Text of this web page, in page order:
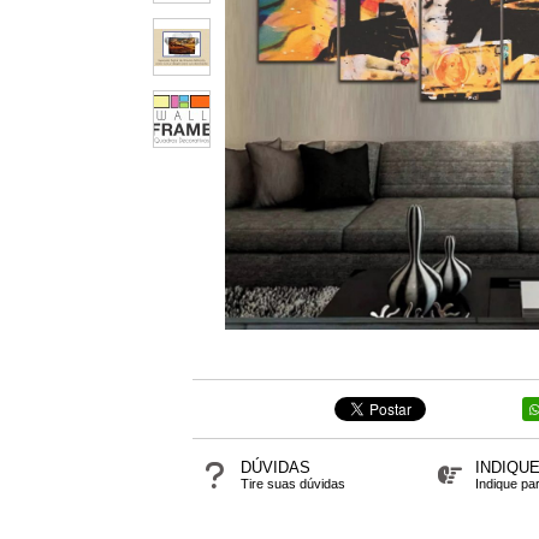
DÚVIDAS
Tire suas dúvidas Indique